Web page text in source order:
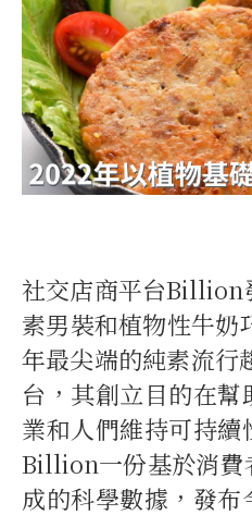
社交店商平台Billion
素男裝和植物性牛奶
年最尖端的純素流
台，其創立目的在
業和人們維持可持
Billion一份基於消費
成的科學數據，發布